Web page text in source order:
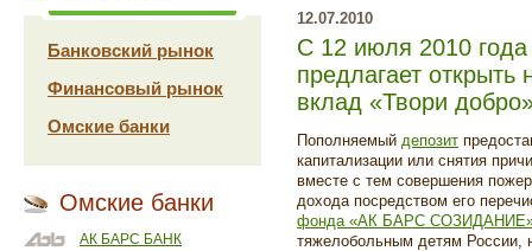
Банковский рынок
Финансовый рынок
Омские банки
Омские банки
АК БАРС БАНК
12.07.2010
С 12 июля 2010
предлагает открыть
вклад «Твори
Пополняемый депозит
капитализации или снятия
вместе с тем совершения
дохода посредством его
фонда «АК БАРС
тяжелобольным детям